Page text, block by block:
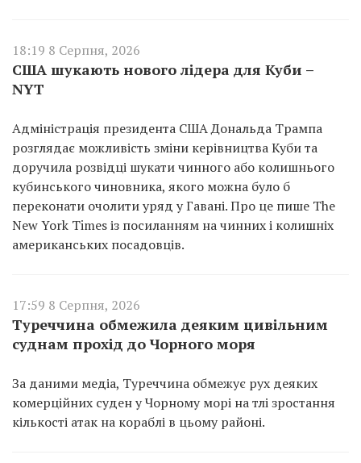
18:19 8 Серпня, 2026
США шукають нового лідера для Куби –
NYT
Адміністрація президента США Дональда Трампа
розглядає можливість зміни керівництва Куби та
доручила розвідці шукати чинного або колишнього
кубинського чиновника, якого можна було б
переконати очолити уряд у Гавані. Про це пише The
New York Times із посиланням на чинних і колишніх
американських посадовців.
17:59 8 Серпня, 2026
Туреччина обмежила деяким цивільним
суднам прохід до Чорного моря
За даними медіа, Туреччина обмежує рух деяких
комерційних суден у Чорному морі на тлі зростання
кількості атак на кораблі в цьому районі.